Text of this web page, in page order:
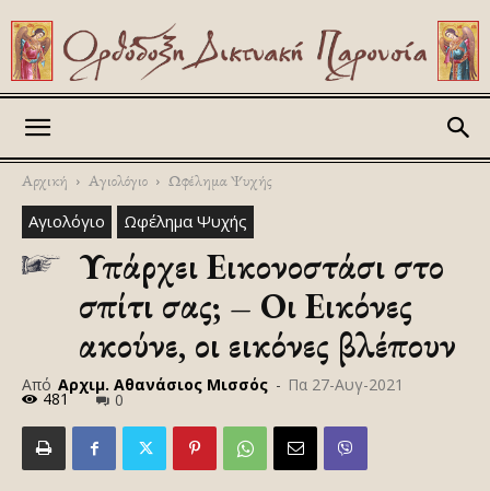
Αρχική Αγιολόγιο Ωφέλημα Ψυχής
Αγιολόγιο Ωφέλημα Ψυχής
Υπάρχει Εικονοστάσι στο
σπίτι σας; – Οι Εικόνες
ακούνε, οι εικόνες βλέπουν
Από Αρχιμ. Αθανάσιος Μισσός - Πα 27-Αυγ-2021
481 0